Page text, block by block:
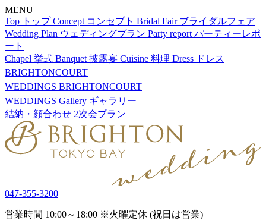
MENU
Top トップConcept コンセプト Bridal Fairブライダルフェア
Wedding Plan ウェディングプラン Party report パーティーレポ
ート
Chapel 挙式 Banquet 披露宴 Cuisine 料理 Dress ドレス
BRIGHTONCOURT
WEDDINGS BRIGHTONCOURT
WEDDINGS Gallery ギャラリー
結納・顔合わせ 2次会プラン
047-355-3200
営業時間 10:00～18:00 ※火曜定休 (祝日は営業)